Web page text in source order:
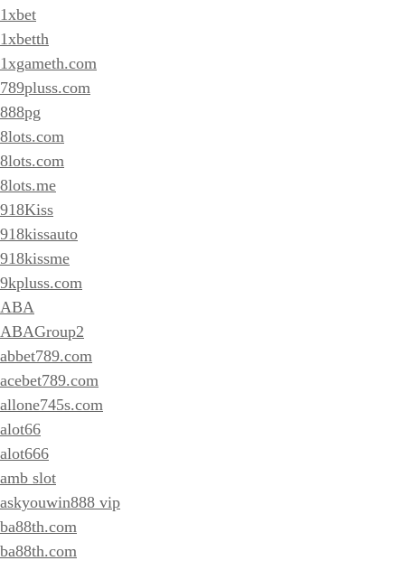
1xbet
1xbetth
1xgameth.com
789pluss.com
888pg
8lots.com
8lots.com
8lots.me
918Kiss
918kissauto
918kissme
9kpluss.com
ABA
ABAGroup2
abbet789.com
acebet789.com
allone745s.com
alot66
alot666
amb slot
askyouwin888 vip
ba88th.com
ba88th.com